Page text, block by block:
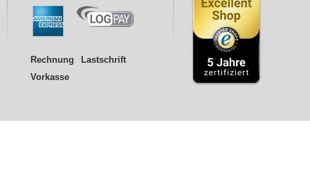
Rechnung
Lastschrift
Vorkasse